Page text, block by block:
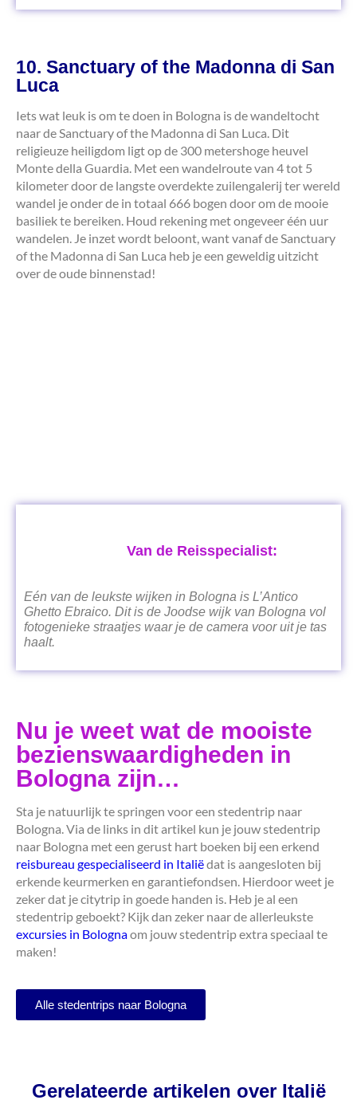
10. Sanctuary of the Madonna di San
Luca
Iets wat leuk is om te doen in Bologna is de wandeltocht
naar de Sanctuary of the Madonna di San Luca. Dit
religieuze heiligdom ligt op de 300 metershoge heuvel
Monte della Guardia. Met een wandelroute van 4 tot 5
kilometer door de langste overdekte zuilengalerij ter wereld
wandel je onder de in totaal 666 bogen door om de mooie
basiliek te bereiken. Houd rekening met ongeveer één uur
wandelen. Je inzet wordt beloont, want vanaf de Sanctuary
of the Madonna di San Luca heb je een geweldig uitzicht
over de oude binnenstad!
Van de Reisspecialist:
Eén van de leukste wijken in Bologna is L’Antico
Ghetto Ebraico. Dit is de Joodse wijk van Bologna vol
fotogenieke straatjes waar je de camera voor uit je tas
haalt.
Nu je weet wat de mooiste
bezienswaardigheden in
Bologna zijn…
Sta je natuurlijk te springen voor een stedentrip naar
Bologna. Via de links in dit artikel kun je jouw stedentrip
naar Bologna met een gerust hart boeken bij een erkend
reisbureau gespecialiseerd in Italiëdat is aangesloten bij
erkende keurmerken en garantiefondsen. Hierdoor weet je
zeker dat je citytrip in goede handen is. Heb je al een
stedentrip geboekt? Kijk dan zeker naar de allerleukste
excursies in Bolognaom jouw stedentrip extra speciaal te
maken!
Alle stedentrips naar Bologna
Gerelateerde artikelen over Italië